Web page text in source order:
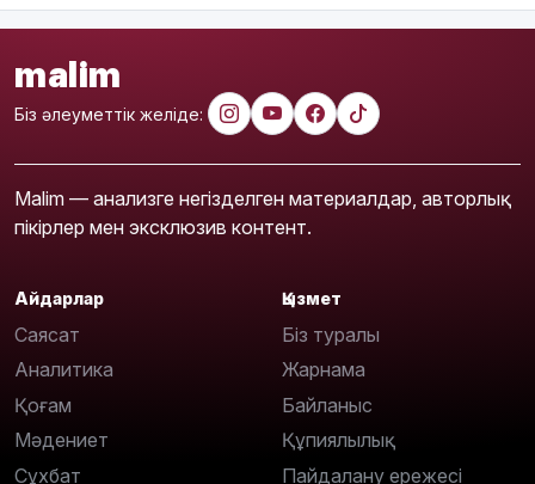
malim
Біз әлеуметтік желіде:
Malim — анализге негізделген материалдар, авторлық
пікірлер мен эксклюзив контент.
Айдарлар
Саясат
Аналитика
Қоғам
Мәдениет
Сұхбат
Қызмет
Біз туралы
Жарнама
Байланыс
Құпиялылық
Пайдалану ережесі